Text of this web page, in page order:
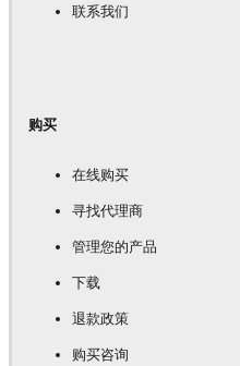
联系我们
购买
在线购买
寻找代理商
管理您的产品
下载
退款政策
购买咨询